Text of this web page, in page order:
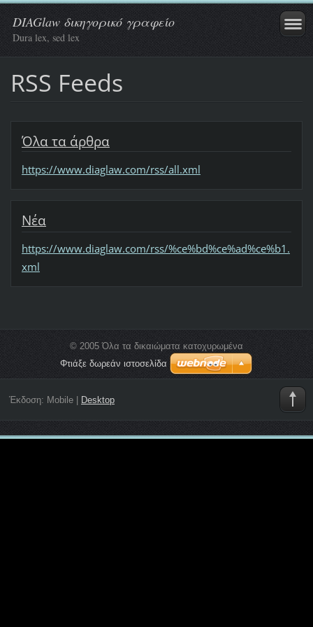
DIAGlaw δικηγορικό γραφείο
Dura lex, sed lex
RSS Feeds
Όλα τα άρθρα
https://www.diaglaw.com/rss/all.xml
Νέα
https://www.diaglaw.com/rss/%ce%bd%ce%ad%ce%b1.
xml
© 2005 Όλα τα δικαιώματα κατοχυρωμένα
Φτιάξε δωρεάν ιστοσελίδα
Έκδοση: Mobile| Desktop